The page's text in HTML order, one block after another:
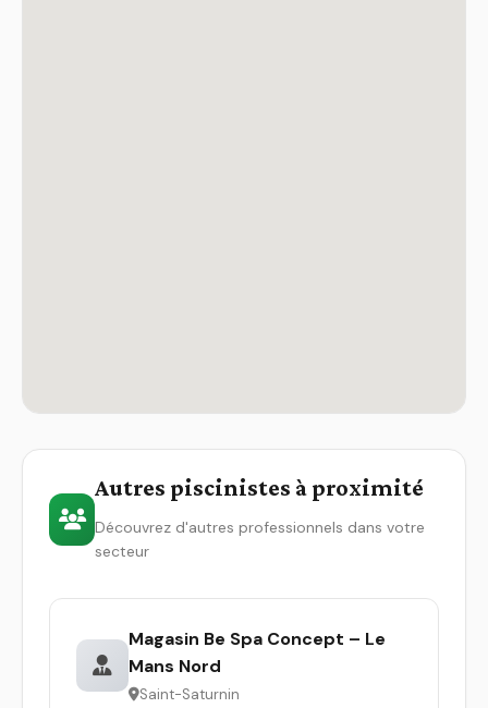
Autres piscinistes à proximité
Découvrez d'autres professionnels dans votre
secteur
Magasin Be Spa Concept – Le
Mans Nord
Saint-Saturnin